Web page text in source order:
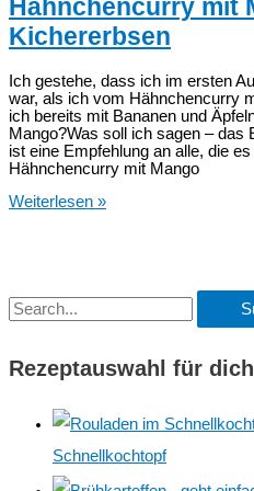
Hähnchencurry mit
Kichererbsen
Ich gestehe, dass ich im ersten
war, als ich vom Hähnchencurry
ich bereits mit Bananen und
Mango?Was soll ich sagen – das
ist eine Empfehlung an alle, die
Hähnchencurry mit Mango
Hähnchencurry
Weiterlesen »
S
c
Rezeptauswahl für dich
Schnellkochtopf